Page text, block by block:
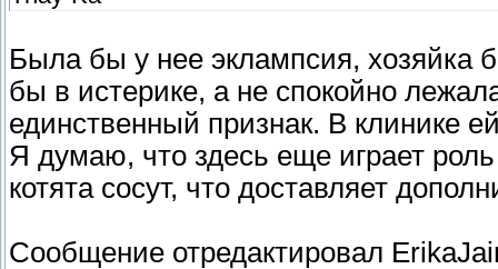
Была бы у нее эклампсия, хозяйка
бы в истерике, а не спокойно
единственный признак. В клинике
Я думаю, что здесь еще играет
котята сосут, что доставляет
Сообщение отредактировал